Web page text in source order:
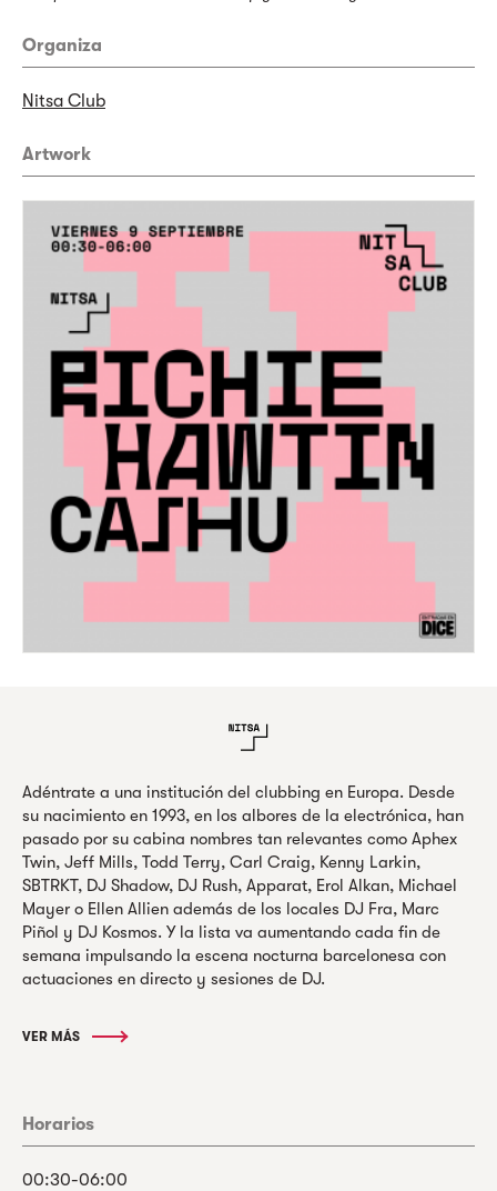
Organiza
Nitsa Club
Artwork
Adéntrate a una institución del clubbing en Europa. Desde
su nacimiento en 1993, en los albores de la electrónica, han
pasado por su cabina nombres tan relevantes como Aphex
Twin, Jeff Mills, Todd Terry, Carl Craig, Kenny Larkin,
SBTRKT, DJ Shadow, DJ Rush, Apparat, Erol Alkan, Michael
Mayer o Ellen Allien además de los locales DJ Fra, Marc
Piñol y DJ Kosmos. Y la lista va aumentando cada fin de
semana impulsando la escena nocturna barcelonesa con
actuaciones en directo y sesiones de DJ.
VER MÁS
Horarios
00:30-06:00